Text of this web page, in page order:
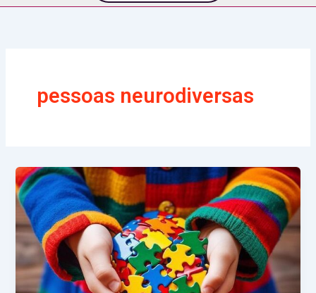
pessoas neurodiversas